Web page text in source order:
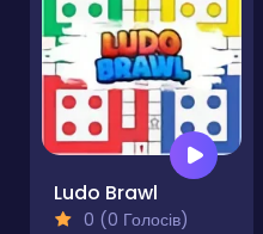
Ludo Brawl
0 (0 Голосів)